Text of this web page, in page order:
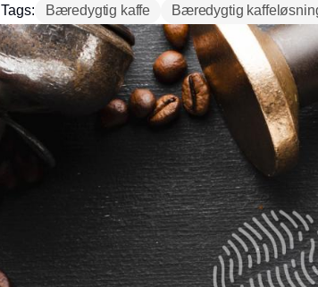
Tags: Bæredygtig kaffe Bæredygtig